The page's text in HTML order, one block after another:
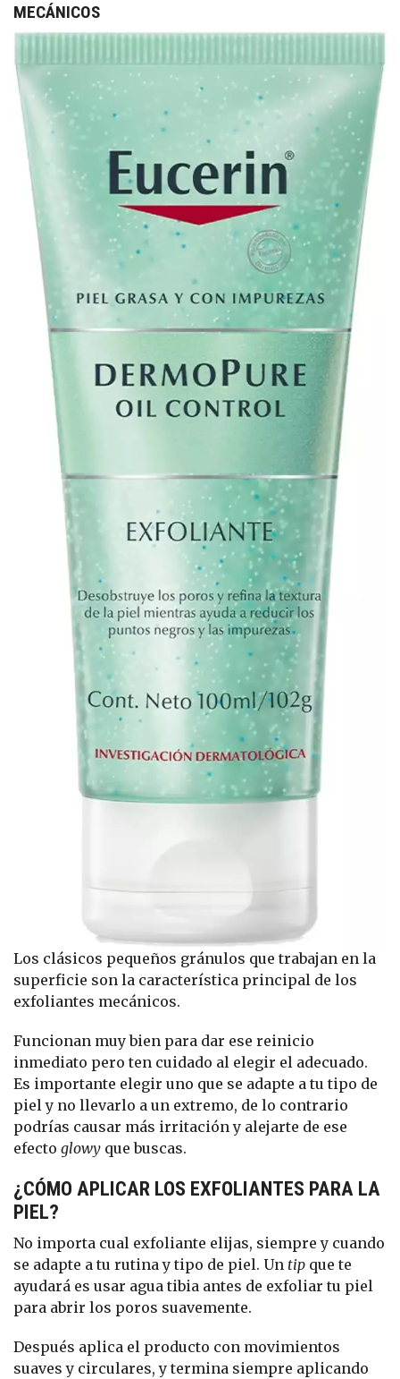
MECÁNICOS
Los clásicos pequeños gránulos que trabajan en la
superficie son la característica principal de los
exfoliantes mecánicos.
Funcionan muy bien para dar ese reinicio
inmediato pero ten cuidado al elegir el adecuado.
Es importante elegir uno que se adapte a tu tipo de
piel y no llevarlo a un extremo, de lo contrario
podrías causar más irritación y alejarte de ese
efectoglowy que buscas.
¿CÓMO APLICAR LOS EXFOLIANTES PARA LA
PIEL?
No importa cual exfoliante elijas, siempre y cuando
se adapte a tu rutina y tipo de piel. Un tip que te
ayudará es usar agua tibia antes de exfoliar tu piel
para abrir los poros suavemente.
Después aplica el producto con movimientos
suaves y circulares, y termina siempre aplicando